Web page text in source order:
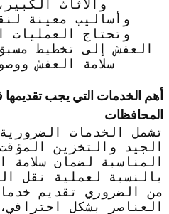
والأثاث
وأساليب معينة
وتحتاج العمليات
العفش إلى تخطيط
سلامة العفش
أهم الخدمات التي يجب
المحافظات
تشمل الخدمات
الجيد والتخزين
المناسبة لضمان سلامة
بالنسبة لعملية نقل
من الضروري تقديم
العناصر بشكل